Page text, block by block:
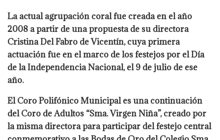
La actual agrupación coral fue creada en el año
2008 a partir de una propuesta de su directora
Cristina Del Fabro de Vicentín, cuya primera
actuación fue en el marco de los festejos por el Día
de la Independencia Nacional, el 9 de julio de ese
año.
El Coro Polifónico Municipal es una continuación
del Coro de Adultos “Sma. Virgen Niña”, creado por
la misma directora para participar del festejo central